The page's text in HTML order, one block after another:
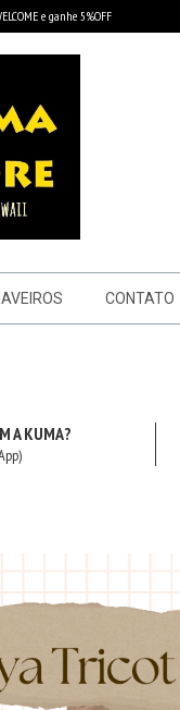
e ganhe 5%OFF
CONTATO
A KUMA?